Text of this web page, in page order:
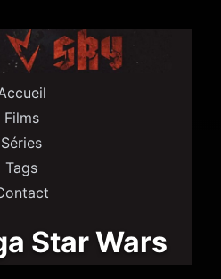
Films
Séries
Tags
Star Wars